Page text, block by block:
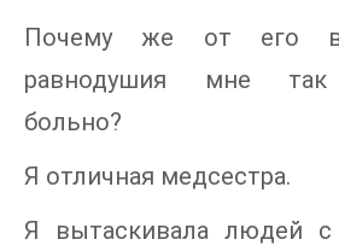
Почему же от его
равнодушия мне так
больно?
Я отличная медсестра.
Я вытаскивала людей с